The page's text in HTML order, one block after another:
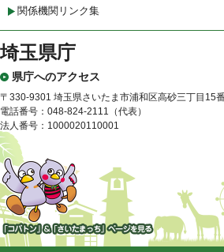
関係機関リンク集
埼玉県庁
県庁へのアクセス
〒330-9301 埼玉県さいたま市浦和区高砂三丁目15
電話番号：048-824-2111（代表）
法人番号：1000020110001
「コバトン」&「さいたまっ